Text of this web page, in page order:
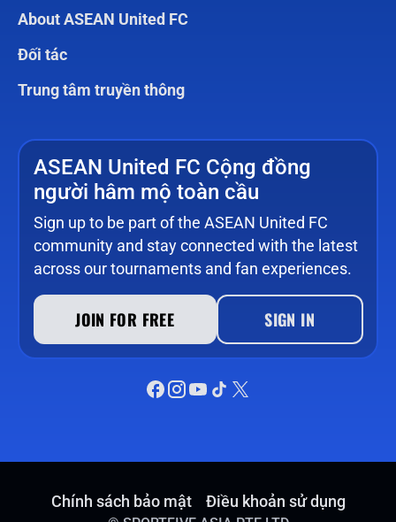
About ASEAN United FC
Đối tác
Trung tâm truyền thông
ASEAN United FC Cộng đồng
người hâm mộ toàn cầu
Sign up to be part of the ASEAN United FC
community and stay connected with the latest
across our tournaments and fan experiences.
JOIN FOR FREE SIGN IN
Chính sách bảo mật Điều khoản sử dụng